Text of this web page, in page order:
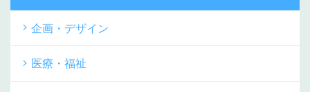
企画・デザイン
医療・福祉